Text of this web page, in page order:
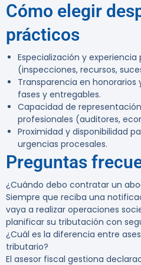
Cómo elegir
prácticos
Especialización y
(inspecciones, recursos,
Transparencia en
fases y entregables.
Capacidad de
profesionales (auditores,
Proximidad y disponibilidad
urgencias procesales.
Preguntas
¿Cuándo debo contratar un
Siempre que reciba una
vaya a realizar operaciones
planificar su tributación con
¿Cuál es la diferencia entre
tributario?
El asesor fiscal gestiona